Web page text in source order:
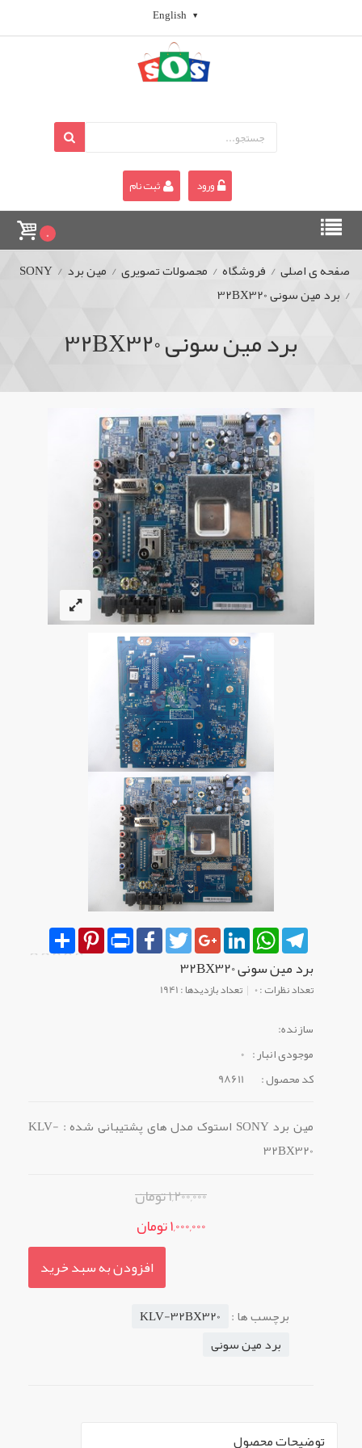
English
ورود ثبت نام
0
صفحه ی اصلی / فروشگاه / محصولات تصویری / مین برد /
SONY
/ برد مین سونی 32BX320
برد مین سونی 32BX320
SharePinterest Print
FacebookTwitterGoogle+LinkedInWhatsAppTelegram
برد مین سونی 32BX320
تعداد نظرات : 0 تعداد بازدیدها : 1941
سازنده:
موجودی انبار : 0
کد محصول :
98611
مین برد SONY استوک مدل های پشتیبانی شده : KLV-
32BX320
1,200,000 تومان
1,000,000 تومان
افزودن به سبد خرید
برچسب ها : KLV-32BX320
برد مین سونی
توضیحات محصول